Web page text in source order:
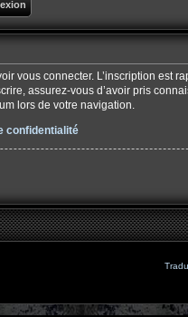
vous connecter. L’inscription est
assurez-vous d’avoir pris
lors de votre navigation.
confidentialité